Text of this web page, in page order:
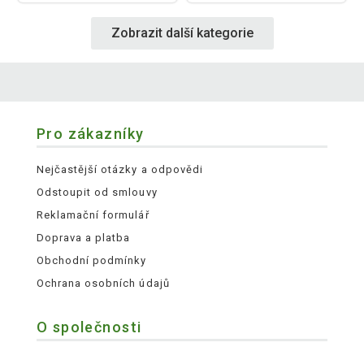
Zobrazit další kategorie
Pro zákazníky
Nejčastější otázky a odpovědi
Odstoupit od smlouvy
Reklamační formulář
Doprava a platba
Obchodní podmínky
Ochrana osobních údajů
O společnosti